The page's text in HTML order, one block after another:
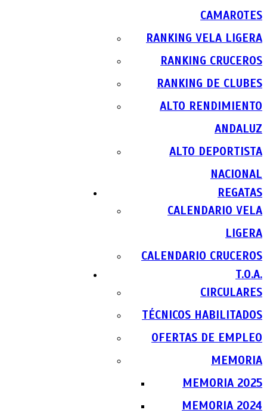
CAMAROTES
RANKING VELA LIGERA
RANKING CRUCEROS
RANKING DE CLUBES
ALTO RENDIMIENTO
ANDALUZ
ALTO DEPORTISTA
NACIONAL
REGATAS
CALENDARIO VELA
LIGERA
CALENDARIO CRUCEROS
T.O.A.
CIRCULARES
TÉCNICOS HABILITADOS
OFERTAS DE EMPLEO
MEMORIA
MEMORIA 2025
MEMORIA 2024